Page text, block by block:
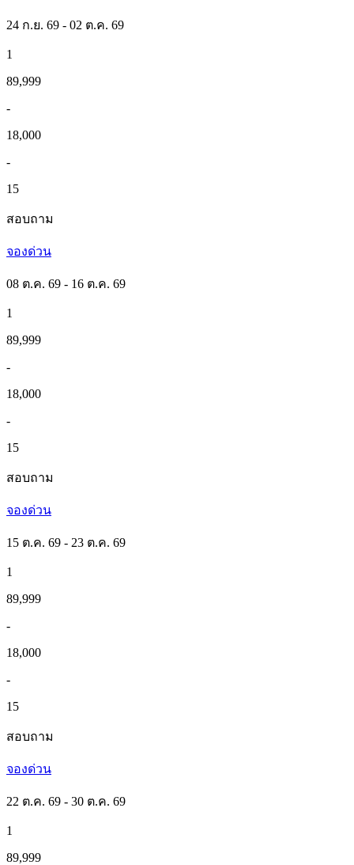
24 ก.ย. 69 - 02 ต.ค. 69
1
89,999
-
18,000
-
15
สอบถาม
จองด่วน
08 ต.ค. 69 - 16 ต.ค. 69
1
89,999
-
18,000
-
15
สอบถาม
จองด่วน
15 ต.ค. 69 - 23 ต.ค. 69
1
89,999
-
18,000
-
15
สอบถาม
จองด่วน
22 ต.ค. 69 - 30 ต.ค. 69
1
89,999